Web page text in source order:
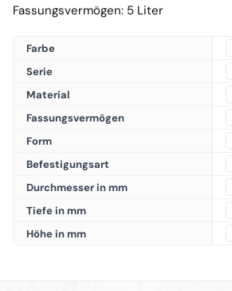
Fassungsvermögen: 5 Liter
Farbe
Serie
Material
Fassungsvermögen
Form
Befestigungsart
Durchmesser in mm
Tiefe in mm
Höhe in mm